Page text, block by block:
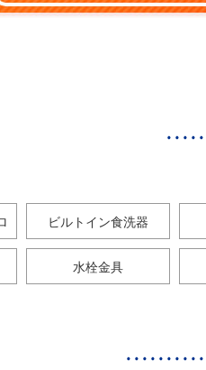
ビルトイン食洗器
水栓金具